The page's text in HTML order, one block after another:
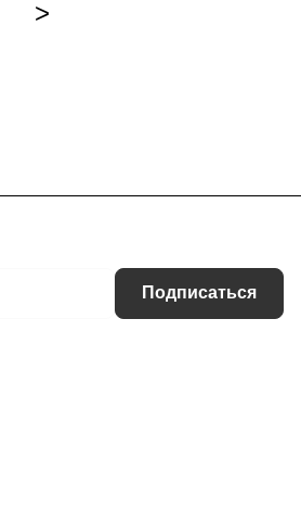
Подписаться